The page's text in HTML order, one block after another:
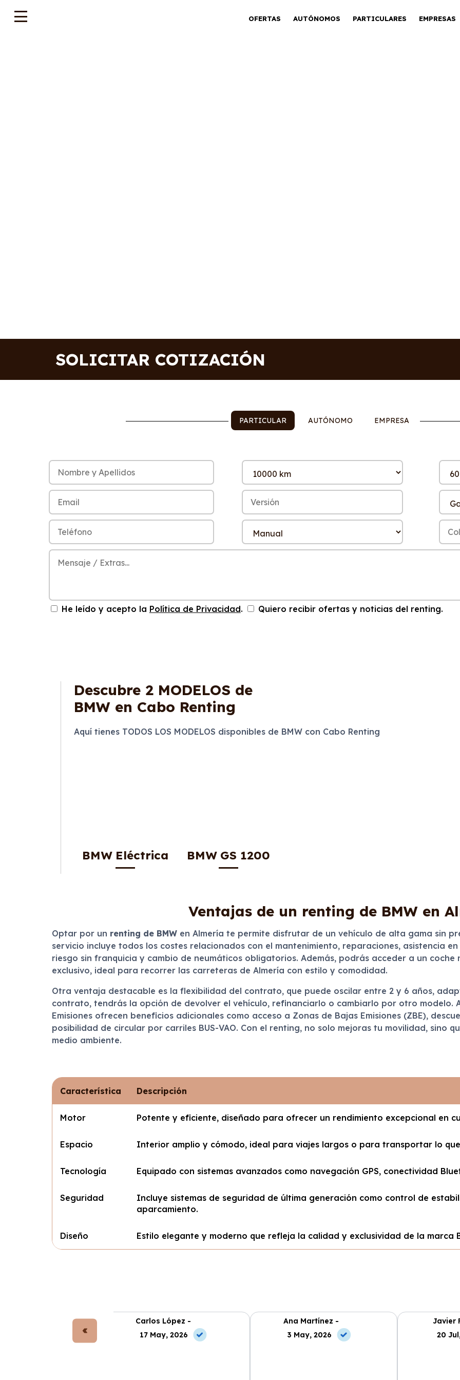
OFERTAS AUTÓNOMOS PARTICULARES EMPRESAS
SOLICITAR COTIZACIÓN
PARTICULAR AUTÓNOMO EMPRESA
He leído y acepto la Política de Privacidad. Quiero recibir ofertas y noticias del renting.
Descubre 2 MODELOS de
BMW en Cabo Renting
Aquí tienes TODOS LOS MODELOS disponibles de BMW con Cabo Renting
BMW Eléctrica BMW GS 1200
Ventajas de un renting de BMW en
Optar por un renting de BMWen Almería te permite disfrutar de un vehículo de alta gama sin
servicio incluye todos los costes relacionados con el mantenimiento, reparaciones, asistencia
riesgo sin franquicia y cambio de neumáticos obligatorios. Además, podrás acceder a un
exclusivo, ideal para recorrer las carreteras de Almería con estilo y comodidad.
Otra ventaja destacable es la flexibilidad del contrato, que puede oscilar entre 2 y 6 años,
contrato, tendrás la opción de devolver el vehículo, refinanciarlo o cambiarlo por otro modelo.
Emisiones ofrecen beneficios adicionales como acceso a Zonas de Bajas Emisiones (ZBE),
posibilidad de circular por carriles BUS-VAO. Con el renting, no solo mejoras tu movilidad, sino
medio ambiente.
Característica Descripción
Motor Potente y eficiente, diseñado para ofrecer un rendimiento excepcional en
Espacio Interior amplio y cómodo, ideal para viajes largos o para transportar lo que
Tecnología Equipado con sistemas avanzados como navegación GPS, conectividad
Seguridad
Incluye sistemas de seguridad de última generación como control de
aparcamiento.
Diseño Estilo elegante y moderno que refleja la calidad y exclusividad de la marca
Carlos López -
17 May, 2026
Ana Martínez -
3 May, 2026
Javier
20